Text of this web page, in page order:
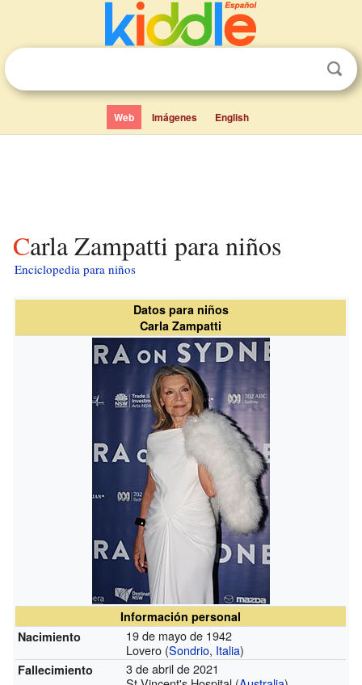
Web Imágenes English
Carla Zampatti para niños
Enciclopedia para niños
Datos para niños
Carla Zampatti
Información personal
Nacimiento
19 de mayo de 1942
Lovero (Sondrio, Italia)
Fallecimiento
3 de abril de 2021